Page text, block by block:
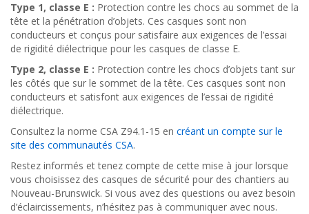
Type 1, classe E : Protection contre les chocs au sommet de la
tête et la pénétration d’objets. Ces casques sont non
conducteurs et conçus pour satisfaire aux exigences de l’essai
de rigidité diélectrique pour les casques de classe E.
Type 2, classe E : Protection contre les chocs d’objets tant sur
les côtés que sur le sommet de la tête. Ces casques sont non
conducteurs et satisfont aux exigences de l’essai de rigidité
diélectrique.
Consultez la norme CSA Z94.1-15 en créant un compte sur le
site des communautés CSA.
Restez informés et tenez compte de cette mise à jour lorsque
vous choisissez des casques de sécurité pour des chantiers au
Nouveau-Brunswick. Si vous avez des questions ou avez besoin
d’éclaircissements, n’hésitez pas à communiquer avec nous.